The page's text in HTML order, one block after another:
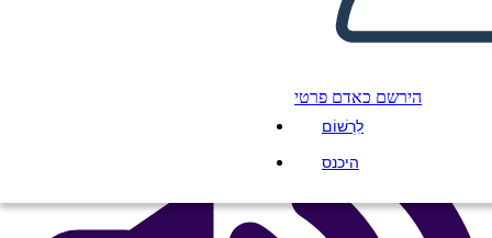
הירשם כאדם פרטי
לִרְשׁוֹם
היכנס